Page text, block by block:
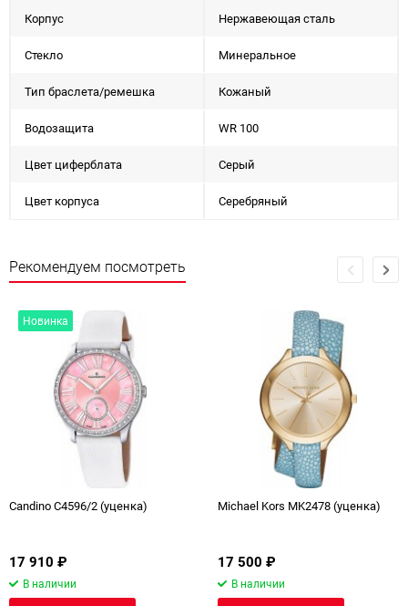
Корпус
Нержавеющая сталь
Стекло Минеральное
Тип браслета/ремешка Кожаный
Водозащита WR 100
Цвет циферблата Серый
Цвет корпуса Серебряный
Рекомендуем посмотреть
Новинка
Candino C4596/2 (уценка)
17 910 ₽
В наличии
Michael Kors MK2478 (уценка)
17 500 ₽
В наличии